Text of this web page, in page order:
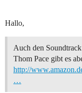
Hallo,
Auch den
Thom Pace gibt es
http://
…